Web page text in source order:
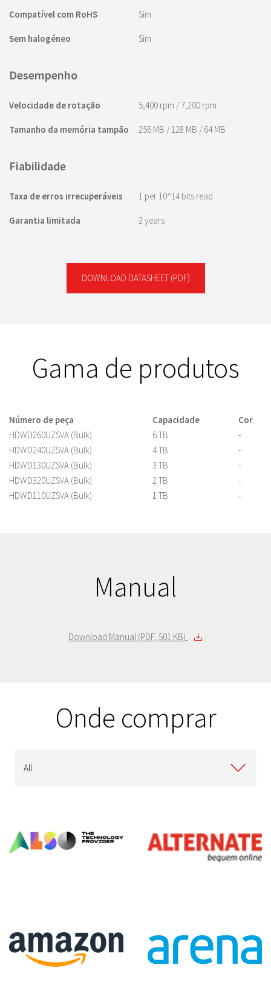
Compatível com RoHS Sim
Sem halogéneo Sim
Desempenho
Velocidade de rotação 5,400 rpm / 7,200 rpm
Tamanho da memória tampão 256 MB / 128 MB / 64 MB
Fiabilidade
Taxa de erros irrecuperáveis 1 per 10^14 bits read
Garantia limitada 2 years
DOWNLOAD DATASHEET (PDF)
Gama de produtos
Número de peça Capacidade
Cor
HDWD260UZSVA (Bulk)
6 TB
-
HDWD240UZSVA (Bulk)
4 TB
-
HDWD130UZSVA (Bulk)
3 TB
-
HDWD320UZSVA (Bulk)
2 TB
-
HDWD110UZSVA (Bulk)
1 TB -
Manual
Download Manual (PDF, 501 KB)
Onde comprar
All